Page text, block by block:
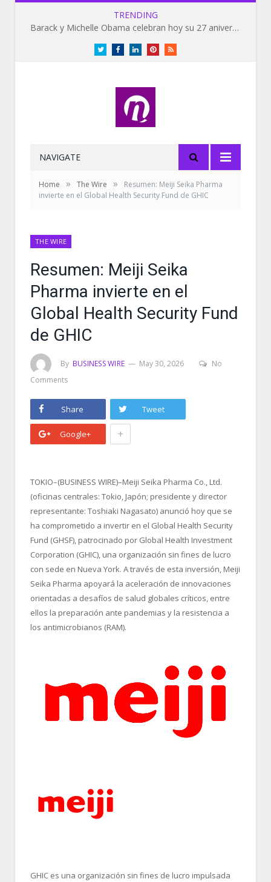
TRENDING
Barack y Michelle Obama celebran hoy su 27 aniversario de bodas
TwitterFacebookLinkedInPinterestRSS
NAVIGATE
Home » The Wire »
Resumen: Meiji Seika Pharma
invierte en el Global Health Security Fund de GHIC
THE WIRE
Resumen: Meiji Seika
Pharma invierte en el
Global Health Security Fund
de GHIC
By BUSINESS WIRE May 30, 2026
No
Comments
Share Tweet
Google+ +
TOKIO–(BUSINESS WIRE)–Meiji Seika Pharma Co., Ltd.
(oficinas centrales: Tokio, Japón; presidente y director
representante: Toshiaki Nagasato) anunció hoy que se
ha comprometido a invertir en el Global Health Security
Fund (GHSF), patrocinado por Global Health Investment
Corporation (GHIC), una organización sin fines de lucro
con sede en Nueva York. A través de esta inversión, Meiji
Seika Pharma apoyará la aceleración de innovaciones
orientadas a desafíos de salud globales críticos, entre
ellos la preparación ante pandemias y la resistencia a
los antimicrobianos (RAM).
GHIC es una organización sin fines de lucro impulsada